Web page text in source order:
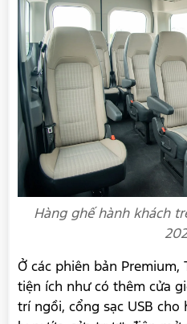
Hàng ghế hành khách
Ở các phiên bản
tiện ích như có thêm cửa
trí ngồi, cổng sạc USB